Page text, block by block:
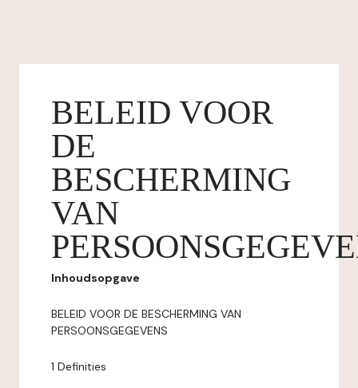
BELEID VOOR
DE
BESCHERMING
VAN
Inhoudsopgave
BELEID VOOR DE BESCHERMING VAN
PERSOONSGEGEVENS
1 Definities